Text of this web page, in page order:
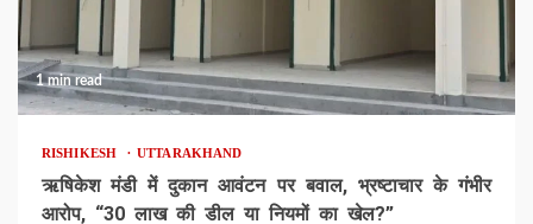
1 min read
RISHIKESH UTTARAKHAND
ऋषिकेश मंडी में दुकान आवंटन पर बवाल, भ्रष्टाचार के गंभीर
आरोप, “30 लाख की डील या नियमों का खेल?”